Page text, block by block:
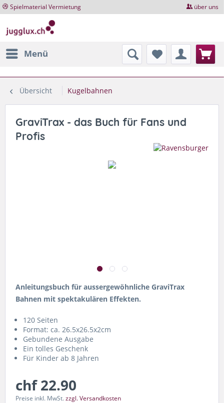
Spielmaterial Vermietung über uns
Menü
Übersicht Kugelbahnen
GraviTrax - das Buch für Fans und
Profis
Anleitungsbuch für aussergewöhnliche GraviTrax
Bahnen mit spektakulären Effekten.
120 Seiten
Format: ca. 26.5x26.5x2cm
Gebundene Ausgabe
Ein tolles Geschenk
Für Kinder ab 8 Jahren
chf 22.90
Preise inkl. MwSt.zzgl. Versandkosten